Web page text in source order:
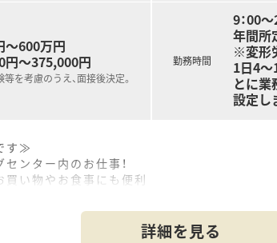
50,000円)、各種資格手当、時間外手当、役職手
確定拠出年金制度、買物割引制度、財形貯蓄、
償責任保険
宅（個人負担なし、特別勤務手当て最大3万円支
師並びに実務実習指導薬剤師認定資格取得補助
働きたい方
希望する方
地域貢献をしていきたいとお考えの方！
～600万円
円～375,000円
を考慮のうえ、面接後決定。
勤務時間
9：00
年間所
※変形
1日4～
とに
設定し
す≫
ンター内のお仕事！
い物やお食事にも便利
土日祝も営業しておりますが、パートも土日
詳細を見る